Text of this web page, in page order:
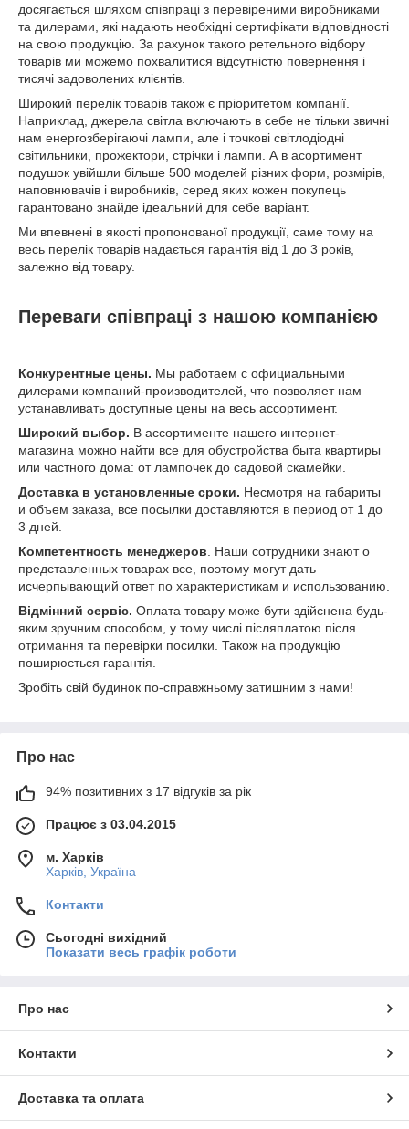
досягається шляхом співпраці з перевіреними виробниками
та дилерами, які надають необхідні сертифікати відповідності
на свою продукцію. За рахунок такого ретельного відбору
товарів ми можемо похвалитися відсутністю повернення і
тисячі задоволених клієнтів.
Широкий перелік товарів також є пріоритетом компанії.
Наприклад, джерела світла включають в себе не тільки звичні
нам енергозберігаючі лампи, але і точкові світлодіодні
світильники, прожектори, стрічки і лампи. А в асортимент
подушок увійшли більше 500 моделей різних форм, розмірів,
наповнювачів і виробників, серед яких кожен покупець
гарантовано знайде ідеальний для себе варіант.
Ми впевнені в якості пропонованої продукції, саме тому на
весь перелік товарів надається гарантія від 1 до 3 років,
залежно від товару.
Переваги співпраці з нашою компанією
Конкурентные цены. Мы работаем с официальными
дилерами компаний-производителей, что позволяет нам
устанавливать доступные цены на весь ассортимент.
Широкий выбор. В ассортименте нашего интернет-
магазина можно найти все для обустройства быта квартиры
или частного дома: от лампочек до садовой скамейки.
Доставка в установленные сроки. Несмотря на габариты
и объем заказа, все посылки доставляются в период от 1 до
3 дней.
Компетентность менеджеров. Наши сотрудники знают о
представленных товарах все, поэтому могут дать
исчерпывающий ответ по характеристикам и использованию.
Відмінний сервіс. Оплата товару може бути здійснена будь-
яким зручним способом, у тому числі післяплатою після
отримання та перевірки посилки. Також на продукцію
поширюється гарантія.
Зробіть свій будинок по-справжньому затишним з нами!
Про нас
94% позитивних з 17 відгуків за рік
Працює з 03.04.2015
м. Харків
Харків, Україна
Контакти
Сьогодні вихідний
Показати весь графік роботи
Про нас
Контакти
Доставка та оплата